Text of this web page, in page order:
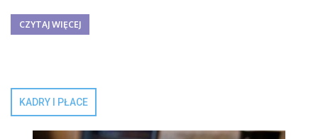
CZYTAJ WIĘCEJ
KADRY I PŁACE